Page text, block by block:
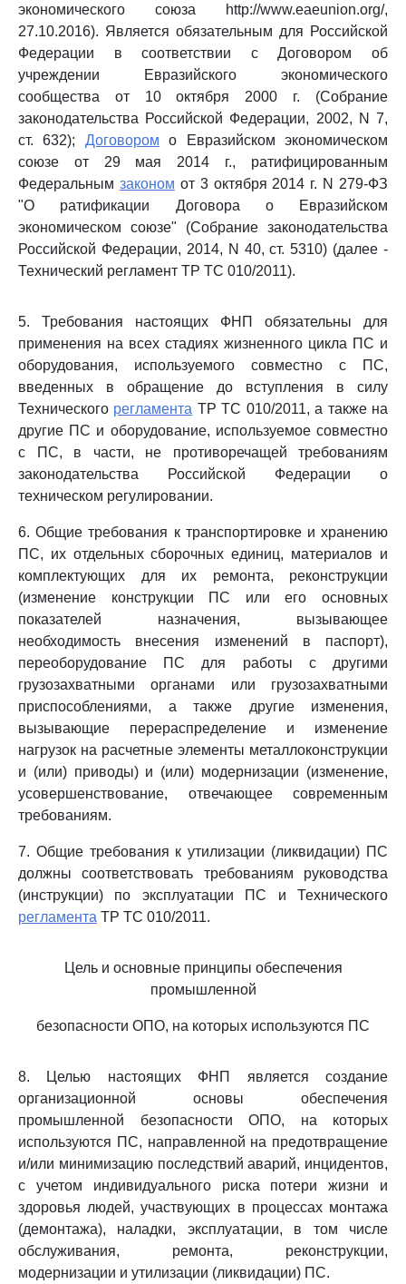
экономического союза http://www.eaeunion.org/,
27.10.2016). Является обязательным для Российской
Федерации в соответствии с Договором об
учреждении Евразийского экономического
сообщества от 10 октября 2000 г. (Собрание
законодательства Российской Федерации, 2002, N 7,
ст. 632); Договором о Евразийском экономическом
союзе от 29 мая 2014 г., ратифицированным
Федеральным законом от 3 октября 2014 г. N 279-ФЗ
"О ратификации Договора о Евразийском
экономическом союзе" (Собрание законодательства
Российской Федерации, 2014, N 40, ст. 5310) (далее -
Технический регламент ТР ТС 010/2011).
5. Требования настоящих ФНП обязательны для
применения на всех стадиях жизненного цикла ПС и
оборудования, используемого совместно с ПС,
введенных в обращение до вступления в силу
Технического регламента ТР ТС 010/2011, а также на
другие ПС и оборудование, используемое совместно
с ПС, в части, не противоречащей требованиям
законодательства Российской Федерации о
техническом регулировании.
6. Общие требования к транспортировке и хранению
ПС, их отдельных сборочных единиц, материалов и
комплектующих для их ремонта, реконструкции
(изменение конструкции ПС или его основных
показателей назначения, вызывающее
необходимость внесения изменений в паспорт),
переоборудование ПС для работы с другими
грузозахватными органами или грузозахватными
приспособлениями, а также другие изменения,
вызывающие перераспределение и изменение
нагрузок на расчетные элементы металлоконструкции
и (или) приводы) и (или) модернизации (изменение,
усовершенствование, отвечающее современным
требованиям.
7. Общие требования к утилизации (ликвидации) ПС
должны соответствовать требованиям руководства
(инструкции) по эксплуатации ПС и Технического
регламента ТР ТС 010/2011.
Цель и основные принципы обеспечения
промышленной
безопасности ОПО, на которых используются ПС
8. Целью настоящих ФНП является создание
организационной основы обеспечения
промышленной безопасности ОПО, на которых
используются ПС, направленной на предотвращение
и/или минимизацию последствий аварий, инцидентов,
с учетом индивидуального риска потери жизни и
здоровья людей, участвующих в процессах монтажа
(демонтажа), наладки, эксплуатации, в том числе
обслуживания, ремонта, реконструкции,
модернизации и утилизации (ликвидации) ПС.